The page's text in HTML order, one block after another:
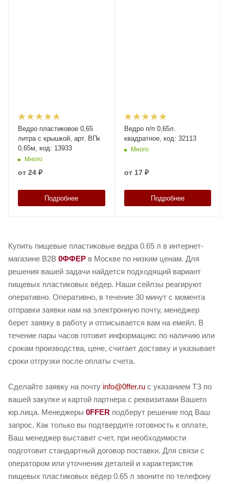
Ведро пластиковое 0,65
литра с крышкой, арт. ВПк
0,65м, код: 13933
Много
от 24 ₽
Подробнее
Ведро п/п 0,65л.
квадратное, код: 32113
Много
от 17 ₽
Подробнее
Купить пищевые пластиковые ведра 0.65 л в интернет-
магазине B2B 0ФФЕР в Москве по низким ценам. Для
решения вашей задачи найдется подходящий вариант
пищевых пластиковых вёдер. Наши сейлзы реагируют
оперативно. Оперативно, в течение 30 минут с момента
отправки заявки нам на электронную почту, менеджер
берет заявку в работу и отписывается вам на емейл. В
течение пары часов готовит информацию: по наличию или
срокам производства, цене, считает доставку и указывает
сроки отгрузки после оплаты счета.
Сделайте заявку на почту info@0ffer.ru с указанием ТЗ по
вашей закупке и картой партнера с реквизитами Вашего
юр.лица. Менеджеры 0FFER подберут решение под Ваш
запрос. Как только вы подтвердите готовность к оплате,
Ваш менеджер выставит счет, при необходимости
подготовит стандартный договор поставки. Для связи с
оператором или уточнения деталей и характеристик
пищевых пластиковых вёдер 0.65 л звоните по телефону